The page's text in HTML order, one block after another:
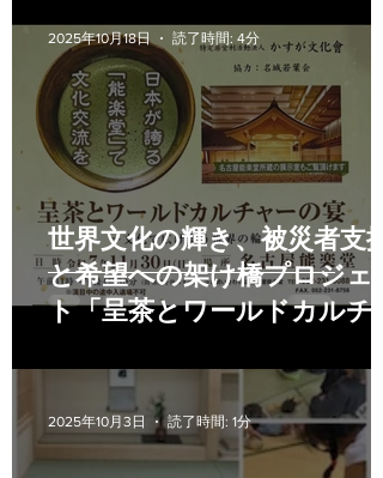
世界文化の輝き、被災者支援
と希望への架け橋プロジェク
ト「呈茶とワールドカルチャ
2025年10月18日 読了時間: 4分
2025年10月3日 読了時間: 1分